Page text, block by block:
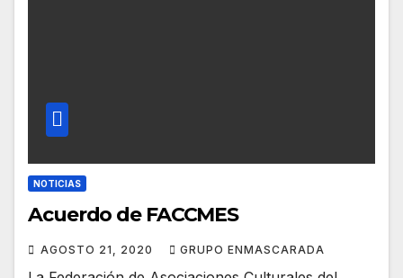
NOTICIAS
Acuerdo de FACCMES
AGOSTO 21, 2020 GRUPO ENMASCARADA